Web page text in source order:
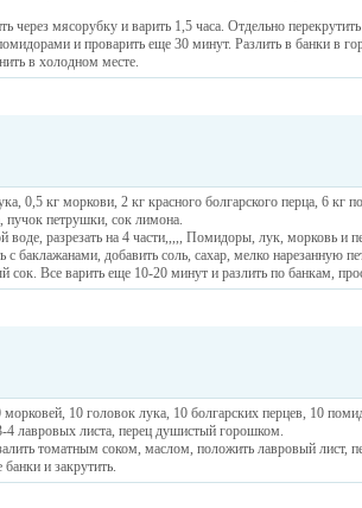
через мясорубку и варить 1,5 часа. Отдельно
и проварить еще 30 минут. Разлить в банки в
в холодном месте.
0,5 кг моркови, 2 кг красного болгарского перца, 6 кг
пучок петрушки, сок лимона.
воде, разрезать на 4 части,,,,, Помидоры, лук, морковь и
с баклажанами, добавить соль, сахар, мелко нарезанную
Все варить еще 10-20 минут и разлить по банкам,
10 головок лука, 10 болгарских перцев, 10
4 лавровых листа, перец душистый горошком.
томатным соком, маслом, положить лавровый лист,
и закрутить.